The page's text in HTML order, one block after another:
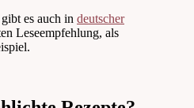
es auch in deutscher
Leseempfehlung, als